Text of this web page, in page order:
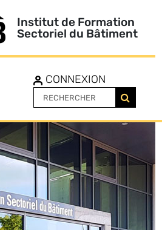
Institut de Formation
Sectoriel du Bâtiment
CONNEXION